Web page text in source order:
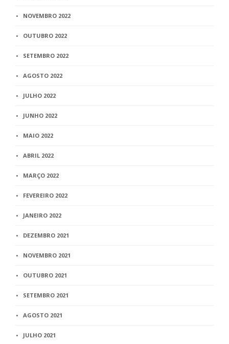
NOVEMBRO 2022
OUTUBRO 2022
SETEMBRO 2022
AGOSTO 2022
JULHO 2022
JUNHO 2022
MAIO 2022
ABRIL 2022
MARÇO 2022
FEVEREIRO 2022
JANEIRO 2022
DEZEMBRO 2021
NOVEMBRO 2021
OUTUBRO 2021
SETEMBRO 2021
AGOSTO 2021
JULHO 2021